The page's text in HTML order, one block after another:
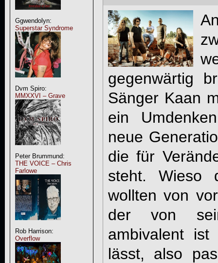
Ggwendolyn:
Superstar Syndrome
Dvm Spiro:
MMXXVI – Grave
Peter Brummund:
THE VOICE – Chris
Farlowe
Rob Harrison:
Overflow
gegenwärtig
Sänger Kaan
ein
neue
die für
steht. Wieso
wollten von
der von
ambivalent
lässt, also